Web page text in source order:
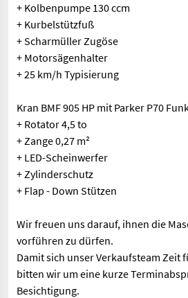
+ Kolbenpumpe 130 ccm
+ Kurbelstützfuß
+ Scharmüller Zugöse
+ Motorsägenhalter
+ 25 km/h Typisierung
Kran BMF 905 HP mit Parker P70
+ Rotator 4,5 to
+ Zange 0,27 m²
+ LED-Scheinwerfer
+ Zylinderschutz
+ Flap - Down Stützen
Wir freuen uns darauf, ihnen die
vorführen zu dürfen.
Damit sich unser Verkaufsteam Zeit
bitten wir um eine kurze
Besichtigung.